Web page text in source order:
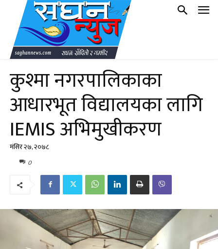
कुश्मा नगरपालिकाका
आधारभूत विद्यालयका लागि
IEMIS अभिमुखीकरण
मंसिर २७, २०७८
0